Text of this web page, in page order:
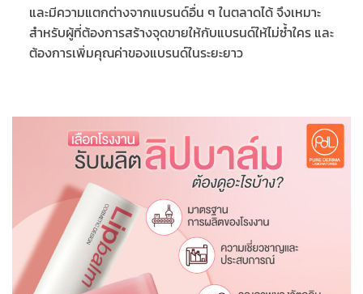
และมีความแตกต่างจากแบรนด์อื่น ๆ ในตลาดได้ จึงเหมาะ
สำหรับผู้ที่ต้องการสร้างจุดขายให้กับแบรนด์ให้ไม่ซ้ำใคร และ
ต้องการเพิ่มคุณค่าของแบรนด์ในระยะยาว